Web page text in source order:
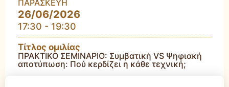
ΠΑΡΑΣΚΕΥΗ
26/06/2026
17:30 - 19:30
Τίτλος ομιλίας
ΠΡΑΚΤΙΚΟ ΣΕΜΙΝΑΡΙΟ: Συμβατική VS Ψηφιακή
αποτύπωση: Πού κερδίζει η κάθε τεχνική;